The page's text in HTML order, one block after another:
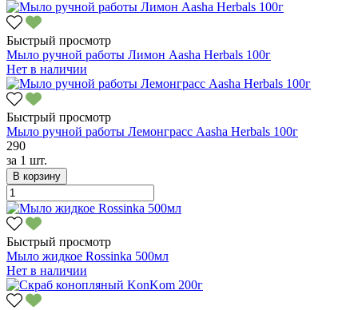
Быстрый просмотр
Мыло ручной работы Лимон Aasha Herbals 100г
Нет в наличии
Быстрый просмотр
Мыло ручной работы Лемонграсс Aasha Herbals 100г
290
за 1 шт.
В корзину
Быстрый просмотр
Мыло жидкое Rossinka 500мл
Нет в наличии